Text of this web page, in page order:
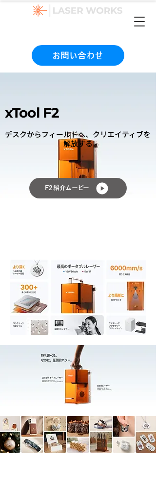
お問い合わせ
xTool F2
デスクからフィールドへ、クリエイティブを
解放する
F2 紹介ムービー